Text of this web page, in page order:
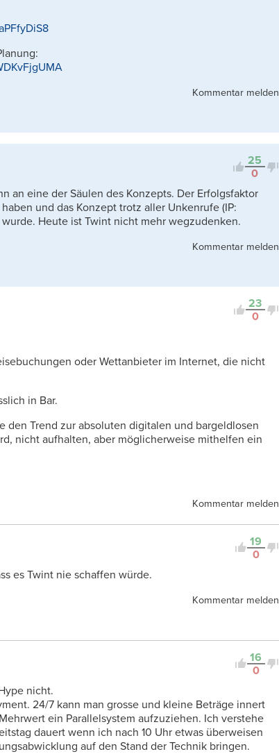
Kommentar melden
25
0
an eine der Säulen des Konzepts. Der Erfolgsfaktor
und das Konzept trotz aller Unkenrufe (IP:
Heute ist Twint nicht mehr wegzudenken.
Kommentar melden
23
0
oder Wettanbieter im Internet, die nicht
in Bar.
den Trend zur absoluten digitalen und bargeldlosen
nicht aufhalten, aber möglicherweise mithelfen ein
Kommentar melden
19
0
es Twint nie schaffen würde.
Kommentar melden
16
0
nicht.
24/7 kann man grosse und kleine Beträge innert
ein Parallelsystem aufzuziehen. Ich verstehe
dauert wenn ich nach 10 Uhr etwas überweisen
auf den Stand der Technik bringen.